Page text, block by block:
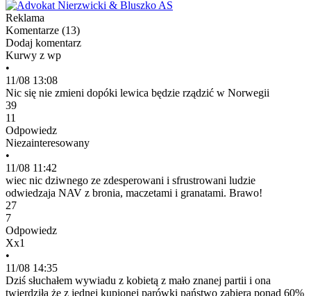
Reklama
Komentarze (13)
Dodaj komentarz
Kurwy z wp
•
11/08 13:08
Nic się nie zmieni dopóki lewica będzie rządzić w Norwegii
39
11
Odpowiedz
Niezainteresowany
•
11/08 11:42
wiec nic dziwnego ze zdesperowani i sfrustrowani ludzie
odwiedzaja NAV z bronia, maczetami i granatami. Brawo!
27
7
Odpowiedz
Xx1
•
11/08 14:35
Dziś słuchałem wywiadu z kobietą z mało znanej partii i ona
twierdziła że z jednej kupionej parówki państwo zabiera ponad 60%